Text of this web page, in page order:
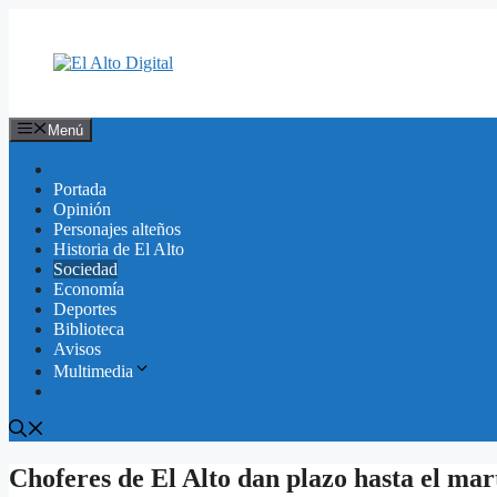
contenido
Menú
Portada
Opinión
Personajes alteños
Historia de El Alto
Sociedad
Economía
Deportes
Biblioteca
Avisos
Multimedia
Choferes de El Alto dan plazo hasta el